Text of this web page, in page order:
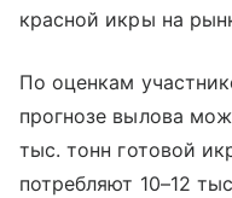
красной икры на
По оценкам
прогнозе вылова
тыс. тонн готовой
потребляют 10–12